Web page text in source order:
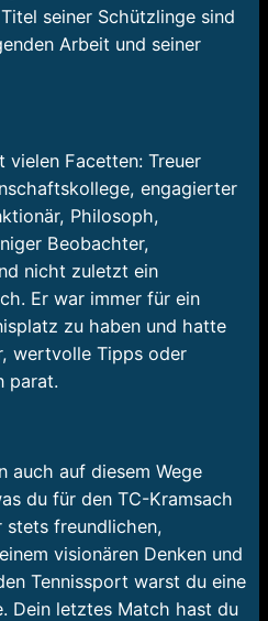
seiner Schützlinge sind
Arbeit und seiner
vielen Facetten: Treuer
engagierter
Philosoph,
Beobachter,
nicht zuletzt ein
Er war immer für ein
zu haben und hatte
wertvolle Tipps oder
parat.
auch auf diesem Wege
du für den TC-Kramsach
freundlichen,
visionären Denken und
Tennissport warst du eine
Dein letztes Match hast du